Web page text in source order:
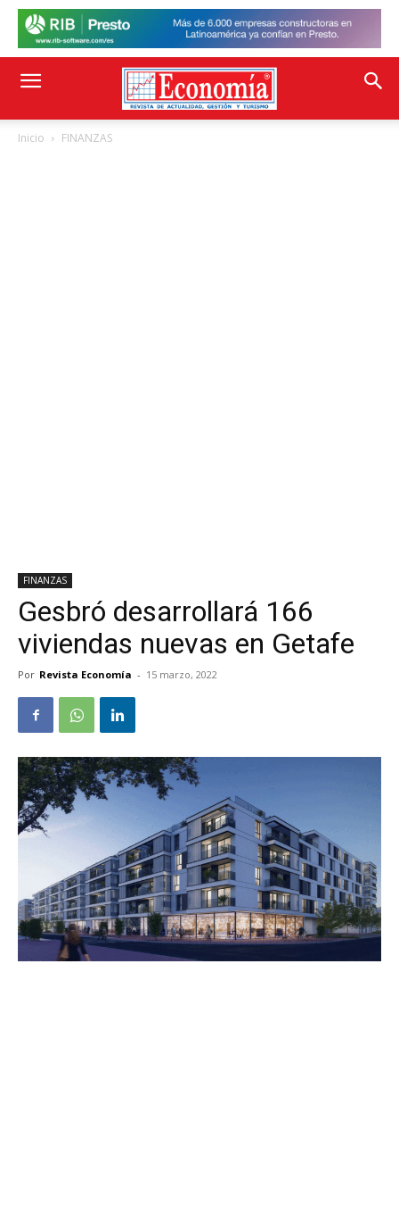
Inicio FINANZAS
FINANZAS
Gesbró desarrollará 166
viviendas nuevas en Getafe
Por Revista Economía - 15 marzo, 2022